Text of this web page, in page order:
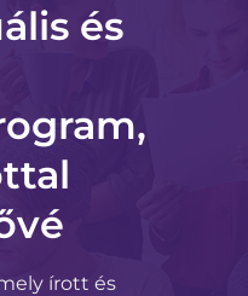
és
írott és